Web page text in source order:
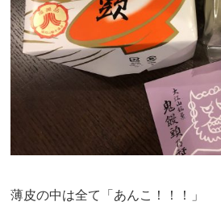
薄皮の中は全て「あんこ！！！」